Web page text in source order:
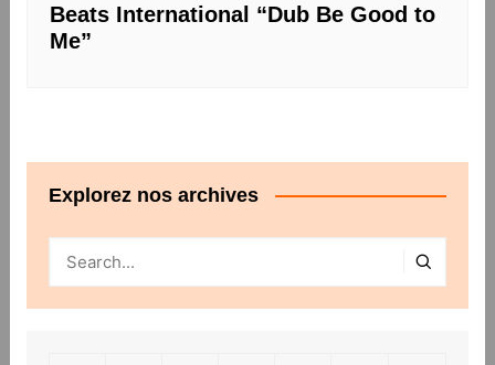
Beats International “Dub Be Good to
Me”
Explorez nos archives